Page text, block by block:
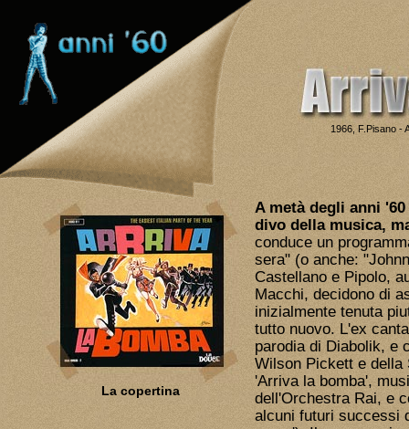
1966, F.Pisano -
La copertina
A metà degli anni
divo della musica,
conduce un
sera" (o anche:
Castellano e Pipolo,
Macchi, decidono di
inizialmente tenuta
tutto nuovo. L'ex
parodia di Diabolik, e
Wilson Pickett e della
'Arriva la bomba',
dell'Orchestra Rai, e
alcuni futuri successi